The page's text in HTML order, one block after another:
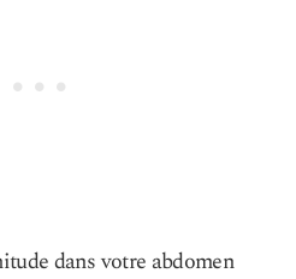
dans votre abdomen